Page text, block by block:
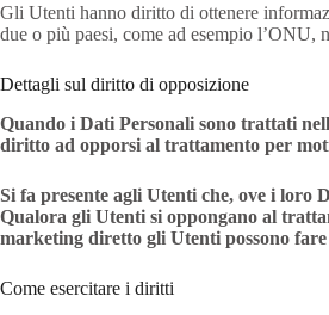
Gli Utenti hanno diritto di ottenere
due o più paesi, come ad esempio l’ONU,
Dettagli sul diritto di opposizione
Quando i Dati Personali sono trattati
diritto ad opporsi al trattamento per
Si fa presente agli Utenti che, ove i loro
Qualora gli Utenti si oppongano al
marketing diretto gli Utenti possono
Come esercitare i diritti